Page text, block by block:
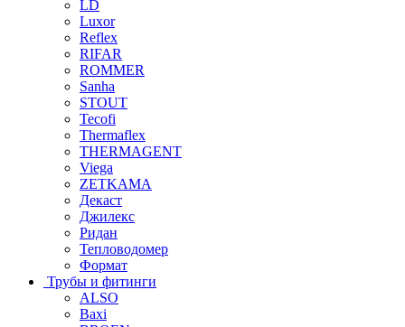
LD
Luxor
Reflex
RIFAR
ROMMER
Sanha
STOUT
Tecofi
Thermaflex
THERMAGENT
Viega
ZETKAMA
Декаст
Джилекс
Ридан
Тепловодомер
Формат
Трубы и фитинги
ALSO
Baxi